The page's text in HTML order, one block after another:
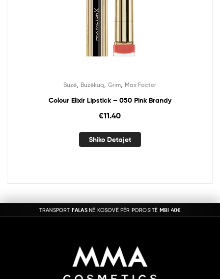
Buzë Buzëkuq Grim Max Factor
Colour Elixir Lipstick – 050 Pink Brandy
€11.40
Shiko Detajet
TRANSPORT FALASNË KOSOVË PËR POROSITË MBI 40€